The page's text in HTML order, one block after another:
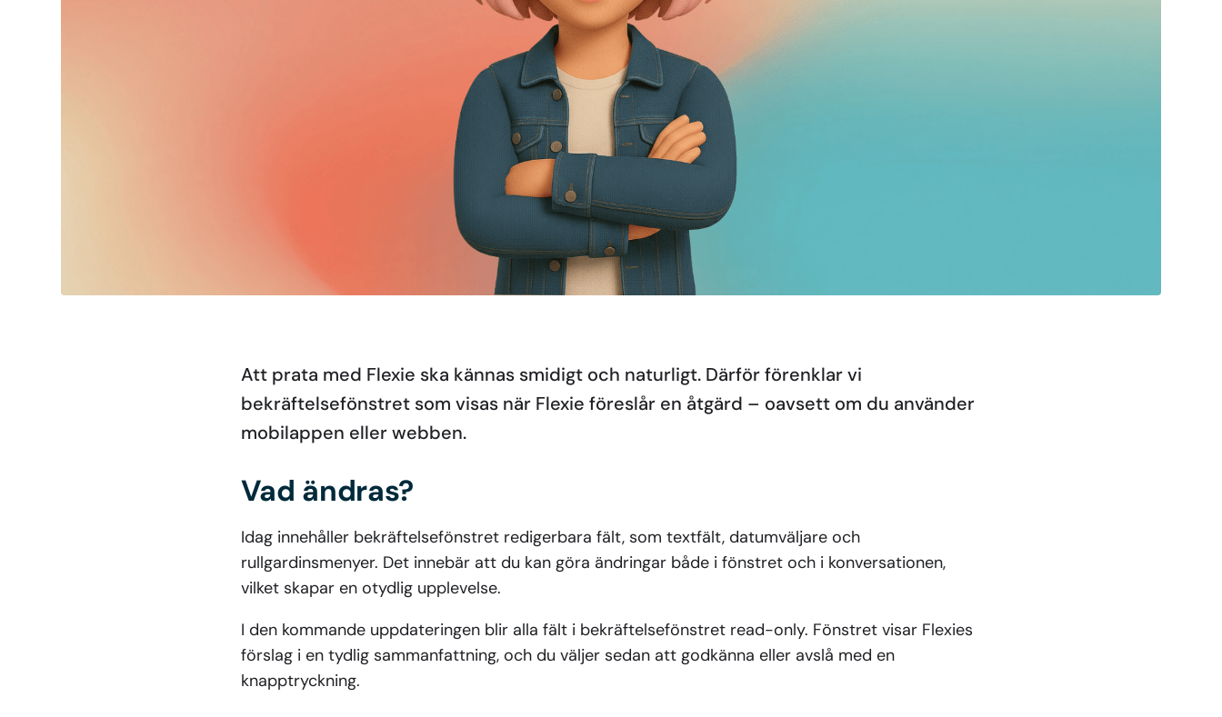
Att prata med Flexie ska kännas smidigt och naturligt. Därför förenklar vi
bekräftelsefönstret som visas när Flexie föreslår en åtgärd – oavsett om du använder
mobilappen eller webben.
Vad ändras?
Idag innehåller bekräftelsefönstret redigerbara fält, som textfält, datumväljare och
rullgardinsmenyer. Det innebär att du kan göra ändringar både i fönstret och i konversationen,
vilket skapar en otydlig upplevelse.
I den kommande uppdateringen blir alla fält i bekräftelsefönstret read-only. Fönstret visar Flexies
förslag i en tydlig sammanfattning, och du väljer sedan att godkänna eller avslå med en
knapptryckning.